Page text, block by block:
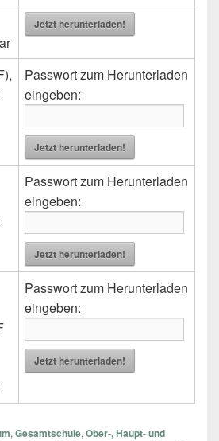
Jetzt herunterladen!
Passwort zum Herunterladen
eingeben:
Jetzt herunterladen!
Passwort zum Herunterladen
eingeben:
Jetzt herunterladen!
Passwort zum Herunterladen
eingeben:
Jetzt herunterladen!
, Gesamtschule, Ober-, Haupt- und